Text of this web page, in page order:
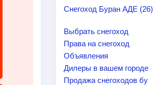
Снегоход Буран АДЕ (26)
Выбрать снегоход
Права на снегоход
Объявления
Дилеры в вашем городе
Продажа снегоходов бу